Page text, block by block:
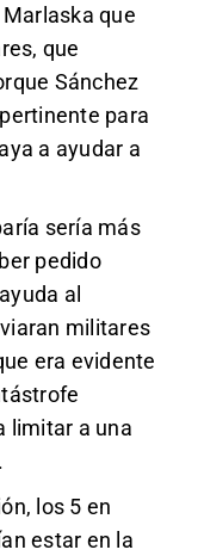
que
que
Sánchez
para
a ayudar a
sería más
pedido
al
militares
era evidente
limitar a una
los 5 en
estar en la